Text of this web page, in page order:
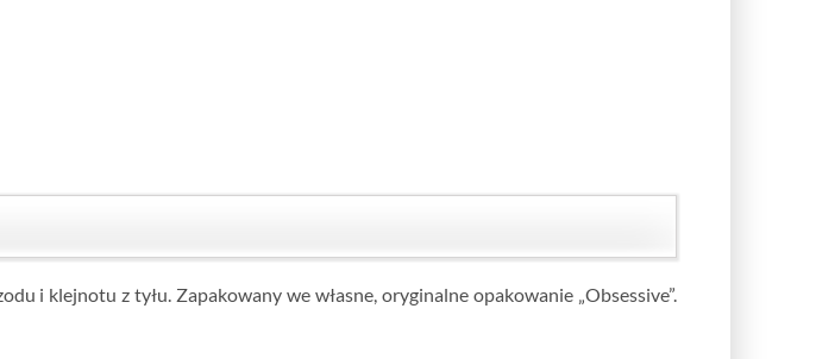
i klejnotu z tyłu. Zapakowany we własne, oryginalne opakowanie „Obsessive”.